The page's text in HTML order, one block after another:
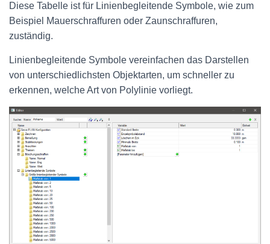
Diese Tabelle ist für Linienbegleitende Symbole, wie zum
Beispiel Mauerschraffuren oder Zaunschraffuren,
zuständig.
Linienbegleitende Symbole vereinfachen das Darstellen
von unterschiedlichsten Objektarten, um schneller zu
erkennen, welche Art von Polylinie vorliegt.